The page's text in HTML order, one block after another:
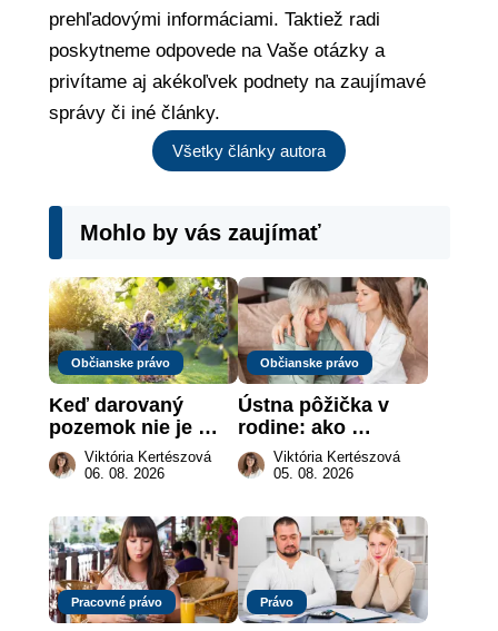
prehľadovými informáciami. Taktiež radi
poskytneme odpovede na Vaše otázky a
privítame aj akékoľvek podnety na zaujímavé
správy či iné články.
Všetky články autora
Mohlo by vás zaujímať
Občianske právo
Keď darovaný
pozemok nie je
„hotová vec“: kedy
môže darca žiadať
Viktória Kertészová
06. 08. 2026
Občianske právo
Ústna pôžička v
rodine: ako
vymôcť peniaze,
keď na papieri nie
Viktória Kertészová
05. 08. 2026
Pracovné právo Právo